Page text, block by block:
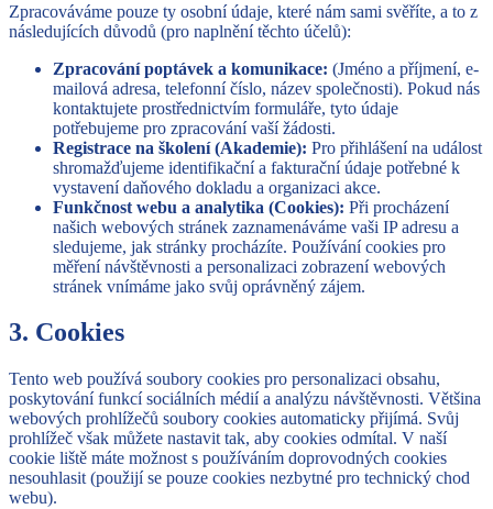
Zpracováváme pouze ty osobní údaje, které nám sami svěříte, a to z
následujících důvodů (pro naplnění těchto účelů):
Zpracování poptávek a komunikace: (Jméno a příjmení, e-
mailová adresa, telefonní číslo, název společnosti). Pokud nás
kontaktujete prostřednictvím formuláře, tyto údaje
potřebujeme pro zpracování vaší žádosti.
Registrace na školení (Akademie): Pro přihlášení na událost
shromažďujeme identifikační a fakturační údaje potřebné k
vystavení daňového dokladu a organizaci akce.
Funkčnost webu a analytika (Cookies): Při procházení
našich webových stránek zaznamenáváme vaši IP adresu a
sledujeme, jak stránky procházíte. Používání cookies pro
měření návštěvnosti a personalizaci zobrazení webových
stránek vnímáme jako svůj oprávněný zájem.
3. Cookies
Tento web používá soubory cookies pro personalizaci obsahu,
poskytování funkcí sociálních médií a analýzu návštěvnosti. Většina
webových prohlížečů soubory cookies automaticky přijímá. Svůj
prohlížeč však můžete nastavit tak, aby cookies odmítal. V naší
cookie liště máte možnost s používáním doprovodných cookies
nesouhlasit (použijí se pouze cookies nezbytné pro technický chod
webu).